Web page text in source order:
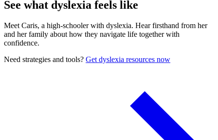
See what dyslexia feels like
Meet Caris, a high-schooler with dyslexia. Hear firsthand from her
and her family about how they navigate life together with
confidence.
Need strategies and tools? Get dyslexia resources now